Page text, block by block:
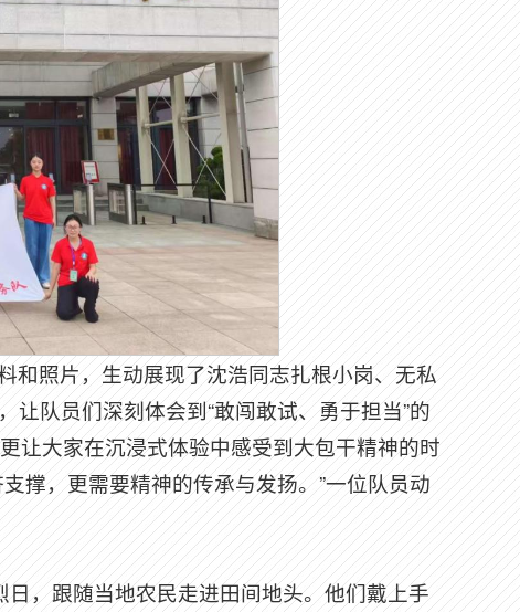
和照片，生动展现了沈浩同志扎根小岗、无私
队员们深刻体会到“敢闯敢试、勇于担当”的
让大家在沉浸式体验中感受到大包干精神的时
撑，更需要精神的传承与发扬。”一位队员动
，跟随当地农民走进田间地头。他们戴上手